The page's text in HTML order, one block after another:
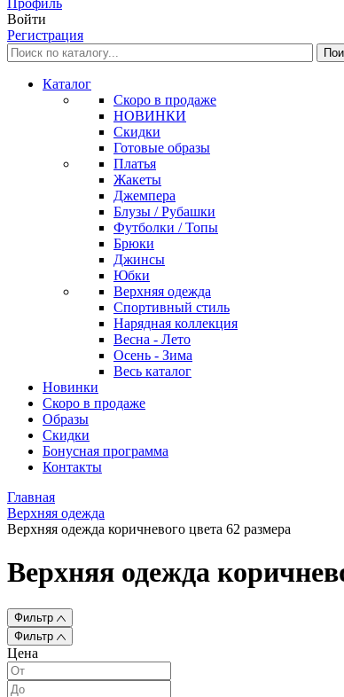
Профиль
Войти
Регистрация
Каталог
Скоро в продаже
НОВИНКИ
Скидки
Готовые образы
Платья
Жакеты
Джемпера
Блузы / Рубашки
Футболки / Топы
Брюки
Джинсы
Юбки
Верхняя одежда
Спортивный стиль
Нарядная коллекция
Весна - Лето
Осень - Зима
Весь каталог
Новинки
Скоро в продаже
Образы
Скидки
Бонусная программа
Контакты
Главная
Верхняя одежда
Верхняя одежда коричневого цвета 62 размера
Верхняя одежда
Фильтр
Фильтр
Цена